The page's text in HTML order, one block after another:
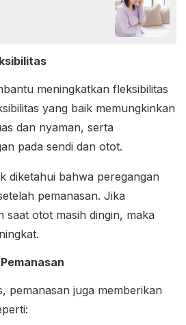
meningkatkan fleksibilitas
yang baik memungkinkan
dan nyaman, serta
pada sendi dan otot.
diketahui bahwa peregangan
pemanasan. Jika
saat otot masih dingin, maka
pemanasan juga memberikan